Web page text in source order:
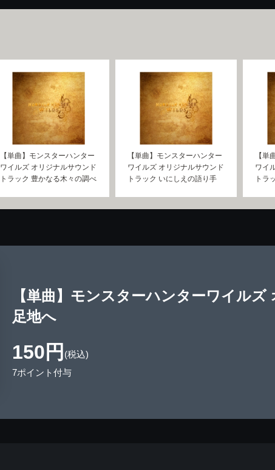
【単曲】モンスターハンター
ワイルズ オリジナルサウンド
トラック 豊かなる木々の調べ
【単曲】モンスターハンター
ワイルズ オリジナルサウンド
トラック いにしえの語り手
【単
ワイ
トラ
【単曲】モンスターハンターワイル
足地へ
150円 (税込)
7ポイント付与